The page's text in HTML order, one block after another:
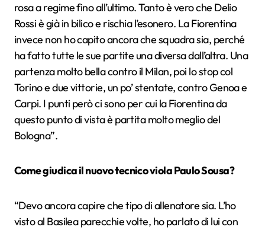
rosa a regime fino all’ultimo. Tanto è vero che Delio
Rossi è già in bilico e rischia l’esonero. La Fiorentina
invece non ho capito ancora che squadra sia, perché
ha fatto tutte le sue partite una diversa dall’altra. Una
partenza molto bella contro il Milan, poi lo stop col
Torino e due vittorie, un po’ stentate, contro Genoa e
Carpi. I punti però ci sono per cui la Fiorentina da
questo punto di vista è partita molto meglio del
Bologna”.
Come giudica il nuovo tecnico viola Paulo Sousa?
“Devo ancora capire che tipo di allenatore sia. L’ho
visto al Basilea parecchie volte, ho parlato di lui con